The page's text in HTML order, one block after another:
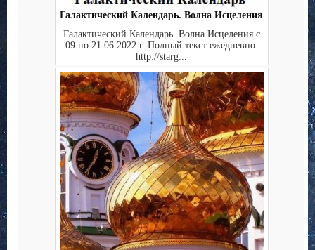
Галактический Календарь. Волна Исцеления
Галактический Календарь. Волна Исцеления с
09 по 21.06.2022 г. Полный текст ежедневно:
http://starg...